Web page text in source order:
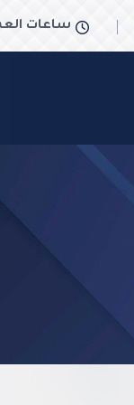
ساعات